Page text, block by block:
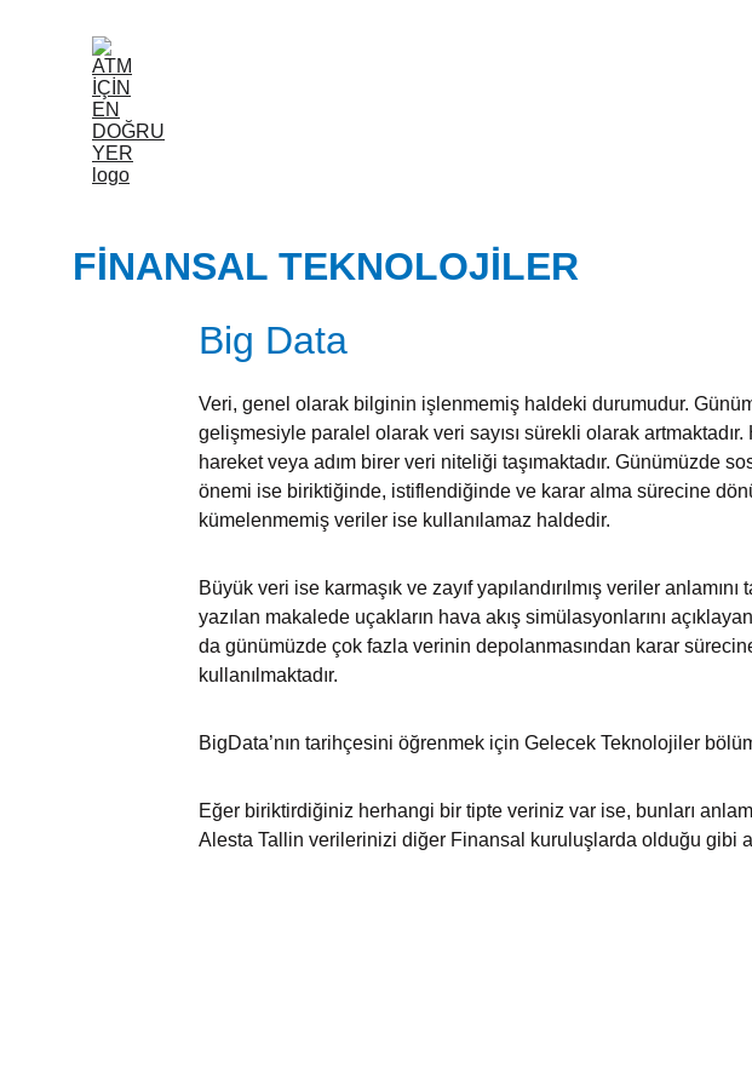
Big Data
FINANSAL TEKNOLOJILER
Veri, genel olarak bilginin işlenmemiş haldeki durumudur.
gelişmesiyle paralel olarak veri sayısı sürekli olarak artmaktadır.
hareket veya adım birer veri niteliği taşımaktadır. Günümüzde
önemi ise biriktiğinde, istiflendiğinde ve karar alma sürecine
kümelenmemiş veriler ise kullanılamaz haldedir.
Büyük veri ise karmaşık ve zayıf yapılandırılmış veriler
yazılan makalede uçakların hava akış simülasyonlarını
da günümüzde çok fazla verinin depolanmasından karar
kullanılmaktadır.
BigData’nın tarihçesini öğrenmek için Gelecek Teknolojiler
Eğer biriktirdiğiniz herhangi bir tipte veriniz var ise, bunları
Alesta Tallin verilerinizi diğer Finansal kuruluşlarda olduğu gibi